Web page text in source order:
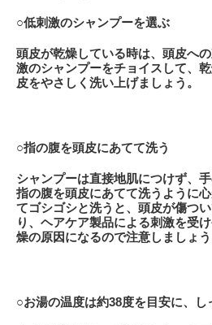
○低刺激のシャンプーを選ぶ
頭皮が乾燥している時は、頭皮へ
激のシャンプーをチョイスして、
皮をやさしく洗い上げましょう。
○指の腹を頭皮にあてて洗う
シャンプーは直接地肌につけず、
指の腹を頭皮にあてて洗うように
てゴシゴシと洗うと、頭皮が傷つ
り、ヘアケア製品による刺激を受
燥の原因になるので注意しましょう
○お湯の温度は約38度を目安に、し